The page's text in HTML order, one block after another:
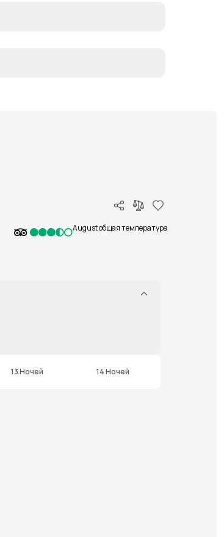
August общая температура
13 Ночей 14 Ночей